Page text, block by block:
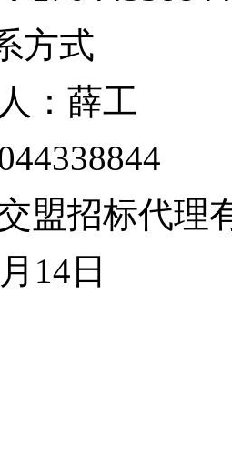
方式
：薛工
盟招标代理
14日